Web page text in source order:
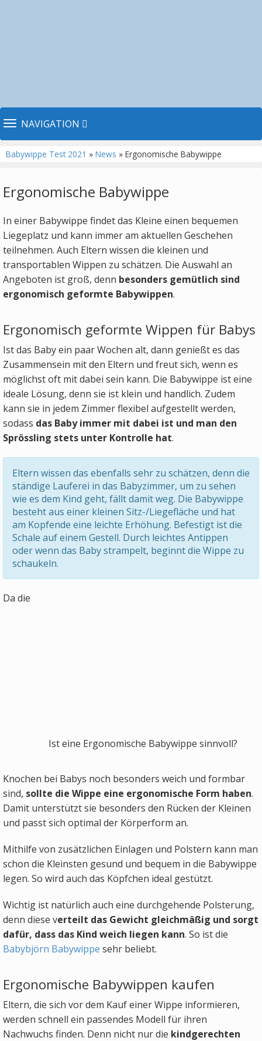
TOGGLE NAVIGATION
NAVIGATION
Babywippe Test 2021 » News » Ergonomische Babywippe
Ergonomische Babywippe
In einer Babywippe findet das Kleine einen bequemen
Liegeplatz und kann immer am aktuellen Geschehen
teilnehmen. Auch Eltern wissen die kleinen und
transportablen Wippen zu schätzen. Die Auswahl an
Angeboten ist groß, denn besonders gemütlich sind
ergonomisch geformte Babywippen.
Ergonomisch geformte Wippen für Babys
Ist das Baby ein paar Wochen alt, dann genießt es das
Zusammensein mit den Eltern und freut sich, wenn es
möglichst oft mit dabei sein kann. Die Babywippe ist eine
ideale Lösung, denn sie ist klein und handlich. Zudem
kann sie in jedem Zimmer flexibel aufgestellt werden,
sodass das Baby immer mit dabei ist und man den
Sprössling stets unter Kontrolle hat.
Eltern wissen das ebenfalls sehr zu schätzen, denn die
ständige Lauferei in das Babyzimmer, um zu sehen
wie es dem Kind geht, fällt damit weg. Die Babywippe
besteht aus einer kleinen Sitz-/Liegefläche und hat
am Kopfende eine leichte Erhöhung. Befestigt ist die
Schale auf einem Gestell. Durch leichtes Antippen
oder wenn das Baby strampelt, beginnt die Wippe zu
schaukeln.
Ist eine Ergonomische Babywippe sinnvoll?
Da die
Knochen bei Babys noch besonders weich und formbar
sind, sollte die Wippe eine ergonomische Form haben.
Damit unterstützt sie besonders den Rücken der Kleinen
und passt sich optimal der Körperform an.
Mithilfe von zusätzlichen Einlagen und Polstern kann man
schon die Kleinsten gesund und bequem in die Babywippe
legen. So wird auch das Köpfchen ideal gestützt.
Wichtig ist natürlich auch eine durchgehende Polsterung,
denn diese verteilt das Gewicht gleichmäßig und sorgt
dafür, dass das Kind weich liegen kann. So ist die
Babybjörn Babywippe sehr beliebt.
Ergonomische Babywippen kaufen
Eltern, die sich vor dem Kauf einer Wippe informieren,
werden schnell ein passendes Modell für ihren
Nachwuchs finden. Denn nicht nur die kindgerechten